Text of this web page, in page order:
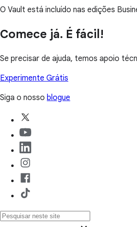
O Vault está incluído nas edições
Comece já. É fácil!
Se precisar de ajuda, temos apoio
Experimente Grátis
Siga o nosso blogue